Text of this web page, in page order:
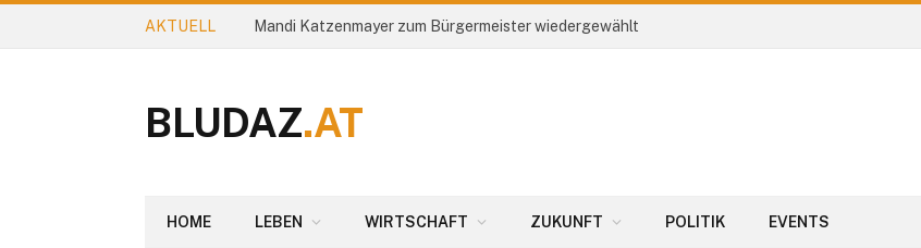
AKTUELL Mandi Katzenmayer zum Bürgermeister wiedergewählt
BLUDAZ.AT
HOME LEBEN WIRTSCHAFT ZUKUNFT POLITIK EVENTS